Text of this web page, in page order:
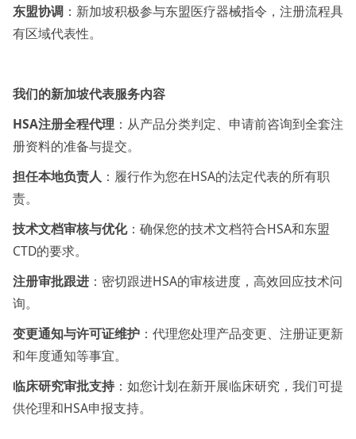
东盟协调：新加坡积极参与东盟医疗器械指令，注册流程具
有区域代表性。
我们的新加坡代表服务内容
HSA注册全程代理 ：从产品分类判定、申请前咨询到全套注
册资料的准备与提交。
担任本地负责人 ：履行作为您在HSA的法定代表的所有职
责。
技术文档审核与优化：确保您的技术文档符合HSA和东盟
CTD的要求。
注册审批跟进：密切跟进HSA的审核进度，高效回应技术问
询。
变更通知与许可证维护：代理您处理产品变更、注册证更新
和年度通知等事宜。
临床研究审批支持：如您计划在新开展临床研究，我们可提
供伦理和HSA申报支持。